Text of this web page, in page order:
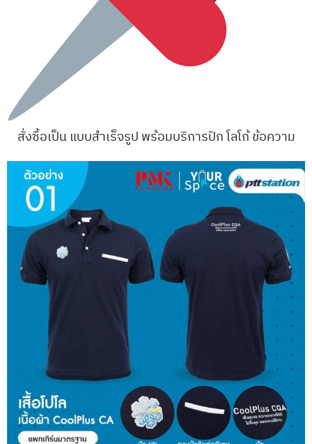
สั่งซื้อเป็น แบบสำเร็จรูป พร้อมบริการปัก โลโก้ ข้อความ